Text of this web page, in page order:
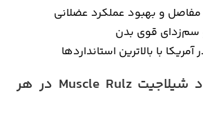
و بهبود عملکرد عضلانی
سم‌زدای قوی بدن
با بالاترین استانداردها
ترکیبات موجود شیلاجیت Muscle Rulz در هر